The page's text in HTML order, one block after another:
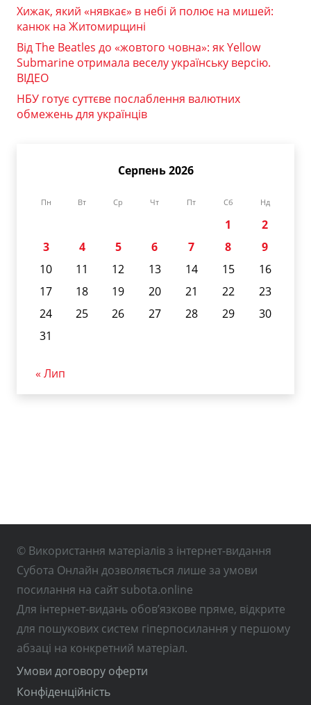
Хижак, який «нявкає» в небі й полює на мишей:
канюк на Житомирщині
Від The Beatles до «жовтого човна»: як Yellow
Submarine отримала веселу українську версію.
ВІДЕО
НБУ готує суттєве послаблення валютних
обмежень для українців
Серпень 2026
Пн Вт Ср Чт Пт Сб Нд
1
2
3
4 5 6 7 8
9
10
11 12 13 14 15
16
17
18 19 20 21 22
23
24
25 26 27 28 29
30
31
« Лип
© Використання матеріалів з інтернет-видання
Субота Онлайн дозволяється лише за умови
посилання на сайт subota.online
Для інтернет-видань обов’язкове пряме, відкрите
для пошукових систем гіперпосилання у першому
абзаці на конкретний матеріал.
Умови договору оферти
Конфіденційність